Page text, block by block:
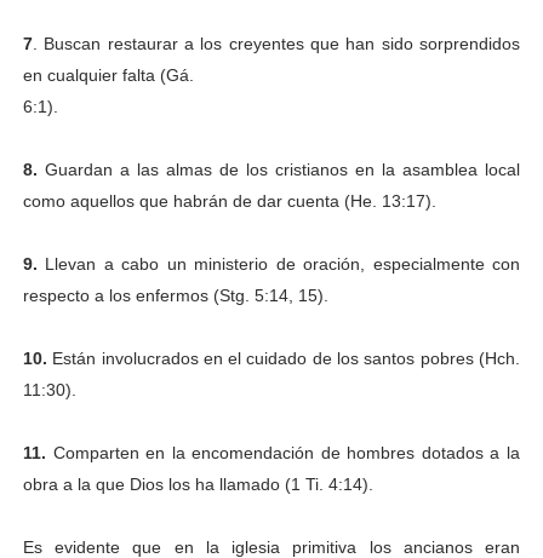
7. Buscan restaurar a los creyentes que han sido sorprendidos
en cualquier falta (Gá.
6:1).
8. Guardan a las almas de los cristianos en la asamblea local
como aquellos que habrán de dar cuenta (He. 13:17).
9. Llevan a cabo un ministerio de oración, especialmente con
respecto a los enfermos (Stg. 5:14, 15).
10. Están involucrados en el cuidado de los santos pobres (Hch.
11:30).
11. Comparten en la encomendación de hombres dotados a la
obra a la que Dios los ha llamado (1 Ti. 4:14).
Es evidente que en la iglesia primitiva los ancianos eran